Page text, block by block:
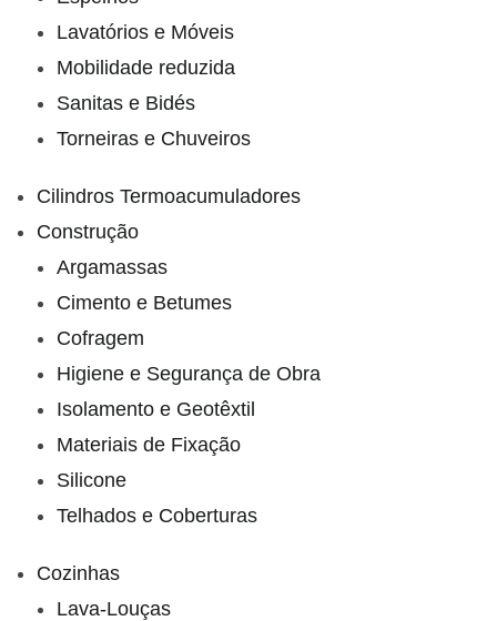
Lavatórios e Móveis
Mobilidade reduzida
Sanitas e Bidés
Torneiras e Chuveiros
Cilindros Termoacumuladores
Construção
Argamassas
Cimento e Betumes
Cofragem
Higiene e Segurança de Obra
Isolamento e Geotêxtil
Materiais de Fixação
Silicone
Telhados e Coberturas
Cozinhas
Lava-Louças